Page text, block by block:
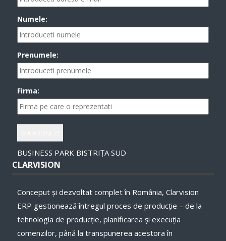
Numele:
Prenumele:
Firma:
BUSINESS PARK BISTRIȚA SUD
CLARVISION
Conceput și dezvoltat complet în România, Clarvision
ERP gestionează întregul proces de producție – de la
tehnologia de producție, planificarea și execuţia
comenzilor, până la transpunerea acestora în